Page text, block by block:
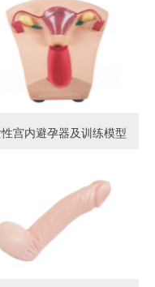
宫内避孕器及训练模型